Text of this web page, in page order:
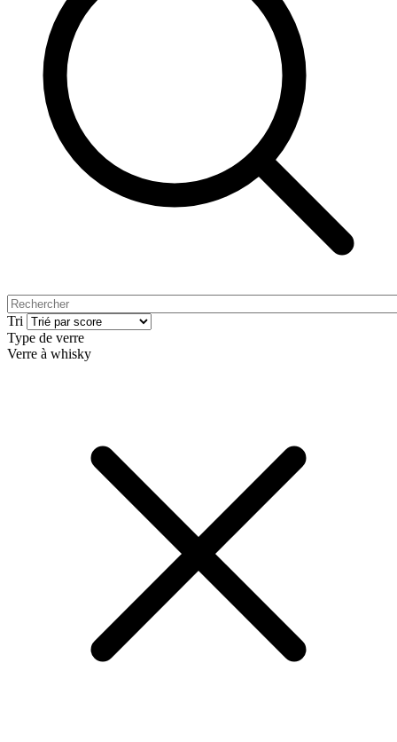
Tri
Type de verre
Verre à whisky